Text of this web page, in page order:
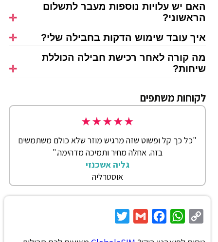
Copy
WhatsApp
Facebook
Gmail
האם יש עלויות נוספות מעבר לתשלום
הראשוני?
איך עובד שימוש הדקות בחבילה שלי?
מה קורה לאחר רכישת חבילה הכוללת
שיחות?
לקוחות משתפים
★
★
★
★
★
"כל כך קל ופשוט שזה מרגיש מוזר שלא כולם משתמשים
בזה. אחלה מחיר ותמיכה מדהימה."
גליה אשכנזי
אוסטרליה